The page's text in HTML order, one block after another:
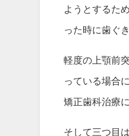
ようとするた
った時に歯ぐ
軽度の上顎前
っている場合
矯正歯科治療
そして三つ目